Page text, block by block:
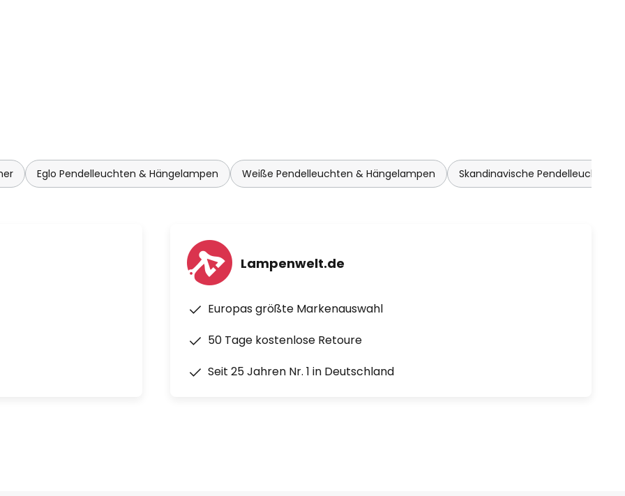
Eglo Pendelleuchten & Hängelampen Weiße Pendelleuchten & Hängelampen Skandinavische Pendelleuchten
Lampenwelt.de
Europas größte Markenauswahl
50 Tage kostenlose Retoure
Seit 25 Jahren Nr. 1 in Deutschland